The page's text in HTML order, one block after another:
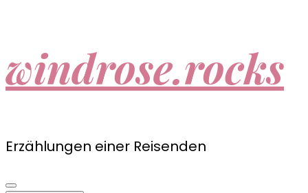
windrose.rocks
Erzählungen einer Reisenden